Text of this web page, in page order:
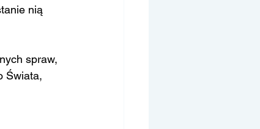
nią
spraw,
Świata,